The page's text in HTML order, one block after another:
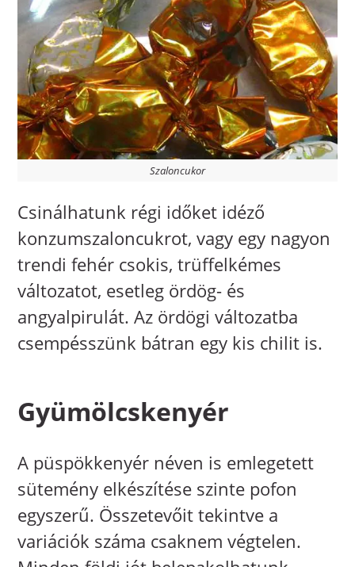
Szaloncukor
Csinálhatunk régi időket idéző
konzumszaloncukrot, vagy egy nagyon
trendi fehér csokis, trüffelkémes
változatot, esetleg ördög- és
angyalpirulát. Az ördögi változatba
csempésszünk bátran egy kis chilit is.
Gyümölcskenyér
A püspökkenyér néven is emlegetett
sütemény elkészítése szinte pofon
egyszerű. Összetevőit tekintve a
variációk száma csaknem végtelen.